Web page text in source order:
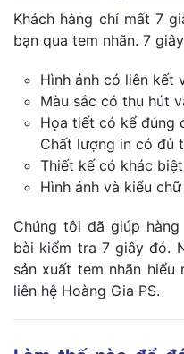
Khách hàng chỉ mất 7
bạn qua tem nhãn. 7
Hình ảnh có liên kết
Màu sắc có thu hút
Họa tiết có kể đúng
Chất lượng in có đủ
Thiết kế có khác
Hình ảnh và kiểu
Chúng tôi đã giúp
bài kiểm tra 7 giây đó.
sản xuất tem nhãn hiểu
liên hệ Hoàng Gia PS.